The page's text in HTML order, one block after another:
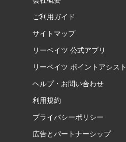
ご利用ガイド
サイトマップ
リーベイツ 公式アプリ
リーベイツ ポイントアシスト
ヘルプ・お問い合わせ
利用規約
プライバシーポリシー
広告とパートナーシップ